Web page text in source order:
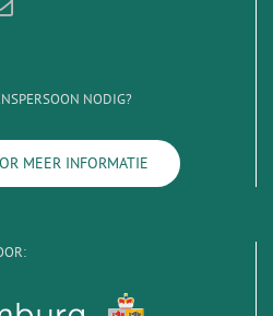
NODIG?
MEER INFORMATIE